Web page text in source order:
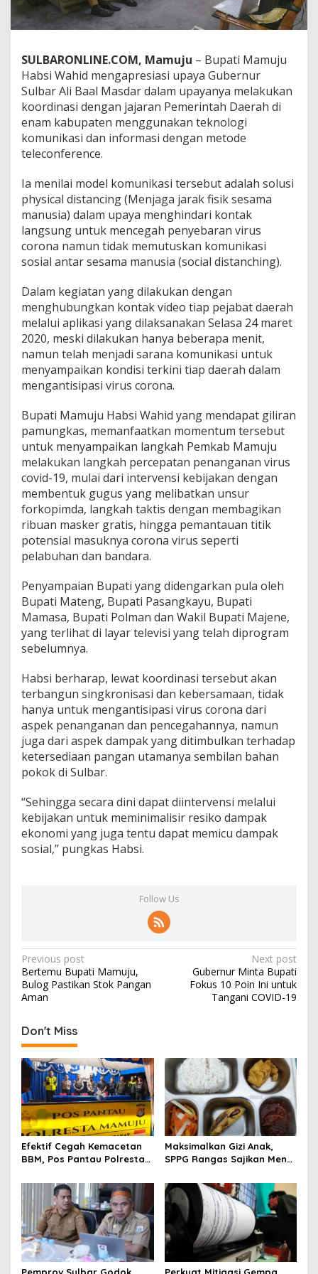
e
c
o
f
e
r
e
n
c
e
u
s
i
K
o
m
u
i
k
a
s
i
P
h
s
c
a
l
i
s
t
a
n
c
n
SULBARONLINE.COM, Mamuju – Bupati Mamuju
Habsi Wahid mengapresiasi upaya Gubernur
Sulbar Ali Baal Masdar dalam upayanya melakukan
koordinasi dengan jajaran Pemerintah Daerah di
enam kabupaten menggunakan teknologi
komunikasi dan informasi dengan metode
teleconference.
Ia menilai model komunikasi tersebut adalah solusi
physical distancing (Menjaga jarak fisik sesama
manusia) dalam upaya menghindari kontak
langsung untuk mencegah penyebaran virus
corona namun tidak memutuskan komunikasi
sosial antar sesama manusia (social distanching).
Dalam kegiatan yang dilakukan dengan
menghubungkan kontak video tiap pejabat daerah
melalui aplikasi yang dilaksanakan Selasa 24 maret
2020, meski dilakukan hanya beberapa menit,
namun telah menjadi sarana komunikasi untuk
menyampaikan kondisi terkini tiap daerah dalam
mengantisipasi virus corona.
Bupati Mamuju Habsi Wahid yang mendapat giliran
pamungkas, memanfaatkan momentum tersebut
untuk menyampaikan langkah Pemkab Mamuju
melakukan langkah percepatan penanganan virus
covid-19, mulai dari intervensi kebijakan dengan
membentuk gugus yang melibatkan unsur
forkopimda, langkah taktis dengan membagikan
ribuan masker gratis, hingga pemantauan titik
potensial masuknya corona virus seperti
pelabuhan dan bandara.
Penyampaian Bupati yang didengarkan pula oleh
Bupati Mateng, Bupati Pasangkayu, Bupati
Mamasa, Bupati Polman dan Wakil Bupati Majene,
yang terlihat di layar televisi yang telah diprogram
sebelumnya.
Habsi berharap, lewat koordinasi tersebut akan
terbangun singkronisasi dan kebersamaan, tidak
hanya untuk mengantisipasi virus corona dari
aspek penanganan dan pencegahannya, namun
juga dari aspek dampak yang ditimbulkan terhadap
ketersediaan pangan utamanya sembilan bahan
pokok di Sulbar.
“Sehingga secara dini dapat diintervensi melalui
kebijakan untuk meminimalisir resiko dampak
ekonomi yang juga tentu dapat memicu dampak
sosial,” pungkas Habsi.
Follow Us
P
o
s
t
n
a
v
i
g
a
t
i
o
n
Previous post
Bertemu Bupati Mamuju,
Bulog Pastikan Stok Pangan
Aman
Next post
Gubernur Minta Bupati
Fokus 10 Poin Ini untuk
Tangani COVID-19
Don't Miss
Efektif Cegah Kemacetan
BBM, Pos Pantau Polresta
SPBU Kali Mamuju
Maksimalkan Gizi Anak,
SPPG Rangas Sajikan Menu
Penerima